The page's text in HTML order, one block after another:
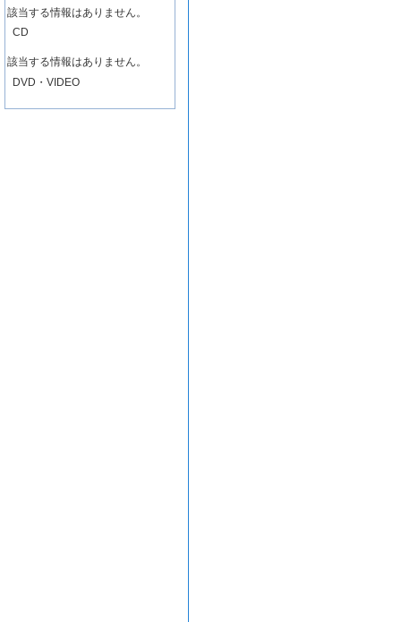
該当する情報はありません。
CD
該当する情報はありません。
DVD・VIDEO